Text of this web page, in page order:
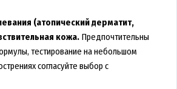
(атопический дерматит,
кожа.Предпочтительны
тестирование на небольшом
согласуйте выбор с